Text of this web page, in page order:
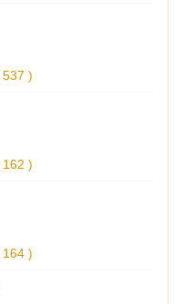
537 )
162 )
164 )